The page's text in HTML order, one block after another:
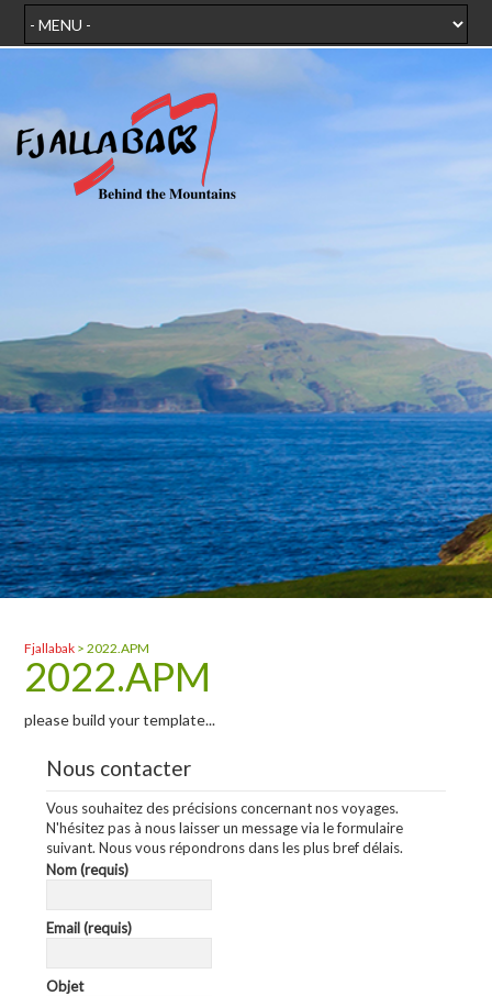
Fjallabak >2022.APM
2022.APM
please build your template...
Nous contacter
Vous souhaitez des précisions concernant nos voyages.
N'hésitez pas à nous laisser un message via le formulaire
suivant. Nous vous répondrons dans les plus bref délais.
Nom (requis)
Email (requis)
Objet